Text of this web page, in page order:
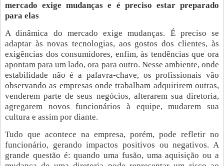
mercado exige mudanças e é preciso estar preparado
para elas
A dinâmica do mercado exige mudanças. É preciso se
adaptar às novas tecnologias, aos gostos dos clientes, às
exigências dos consumidores, enfim, às tendências que ora
apontam para um lado, ora para outro. Nesse ambiente, onde
estabilidade não é a palavra-chave, os profissionais vão
observando as empresas onde trabalham adquirirem outras,
venderem parte de seus negócios, alterarem sua diretoria,
agregarem novos funcionários à equipe, mudarem sua
cultura e assim por diante.
Tudo que acontece na empresa, porém, pode refletir no
funcionário, gerando impactos positivos ou negativos. A
grande questão é: quando uma fusão, uma aquisição ou a